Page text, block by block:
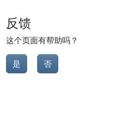
反馈
这个页面有帮助吗？
是 否